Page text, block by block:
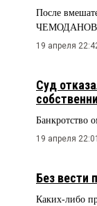
После
ЧЕМОДАНОВ
19 апреля
Суд
Банкротство
19 апреля 22:01
Без вести
Каких-либо